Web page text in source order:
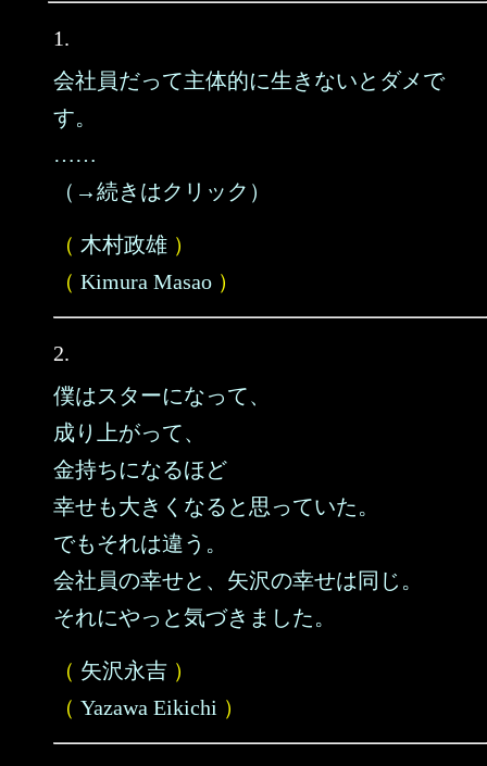
1.
会社員だって主体的に生きないとダメで
す。
……
（→続きはクリック）
（ 木村政雄 ）
（ Kimura Masao ）
2.
僕はスターになって、
成り上がって、
金持ちになるほど
幸せも大きくなると思っていた。
でもそれは違う。
会社員の幸せと、矢沢の幸せは同じ。
それにやっと気づきました。
（ 矢沢永吉 ）
（ Yazawa Eikichi ）